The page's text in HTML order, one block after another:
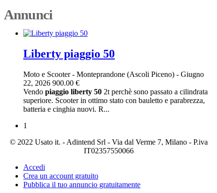
Annunci
Liberty piaggio 50
Moto e Scooter- Monteprandone (Ascoli Piceno) - Giugno
22, 2026 900.00 €
Vendo piaggio liberty 50 2t perchè sono passato a cilindrata
superiore. Scooter in ottimo stato con bauletto e parabrezza,
batteria e cinghia nuovi. R...
1
© 2022 Usato it. - Adintend Srl - Via dal Verme 7, Milano - P.iva
IT02357550066
Accedi
Crea un account gratuito
Pubblica il tuo annuncio gratuitamente